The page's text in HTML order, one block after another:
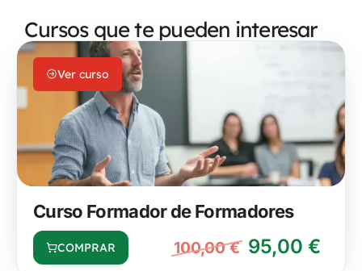
Cursos que te pueden interesar
Ver curso
Curso Formador de Formadores
COMPRAR 100,00€ 95,00 €